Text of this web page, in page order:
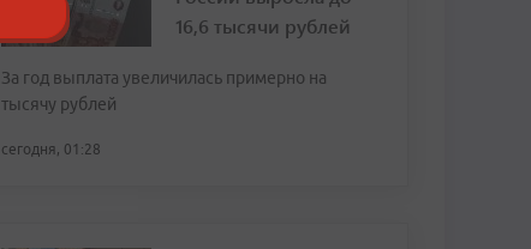
16,6 тысячи рублей
За год выплата увеличилась примерно на
тысячу рублей
сегодня, 01:28